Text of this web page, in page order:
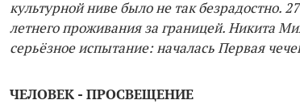
культурной ниве было не так безрадостно.
летнего проживания за границей. Никита
серьёзное испытание: началась Первая
ЧЕЛОВЕК - ПРОСВЕЩЕНИЕ